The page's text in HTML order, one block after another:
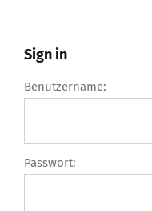
Sign in
Benutzername:
Passwort: